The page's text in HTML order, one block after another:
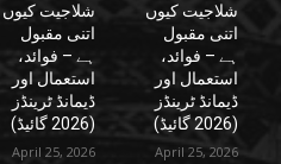
شلاجیت کیوں
اتنی مقبول
ہے – فوائد،
استعمال اور
ڈیمانڈ ٹرینڈز
(2026 گائیڈ)
April 25, 2026
شلاجیت کیوں
اتنی مقبول
ہے – فوائد،
استعمال اور
ڈیمانڈ ٹرینڈز
(2026 گائیڈ)
April 25, 2026